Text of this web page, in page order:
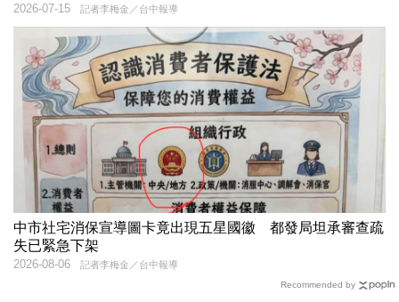
記者李梅金／台中報導
2026-07-15
中市社宅消保宣導圖卡竟出現五星國徽 都發局坦承審查疏
失已緊急下架
記者李梅金／台中報導
2026-08-06
Recommended by